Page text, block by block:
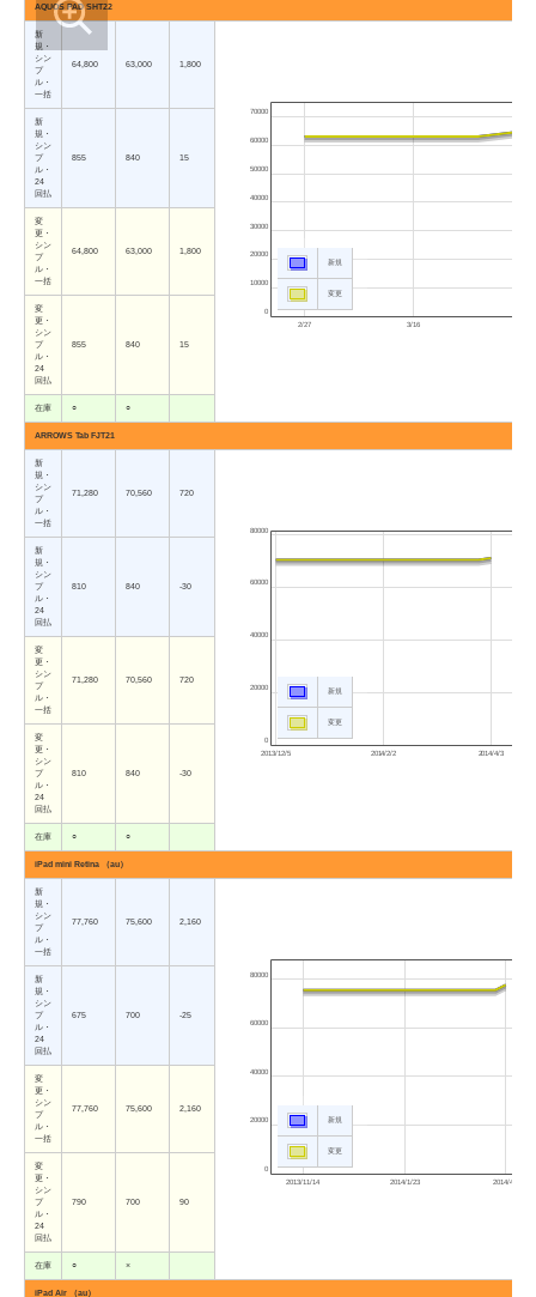
AQUOS PAD SHT22
新
規・
シン
プ
ル・
一括
64,800 63,000 1,800
2/27 3/16
0
10000
20000
30000
40000
50000
60000
70000
新規
変更
新
規・
シン
プ
ル・
24
回払
855 840 15
変
更・
シン
プ
ル・
一括
64,800 63,000 1,800
変
更・
シン
プ
ル・
24
回払
855 840 15
在庫 ○ ○
ARROWS Tab FJT21
新
規・
シン
プ
ル・
一括
71,280 70,560 720
2013/12/5 2014/2/2 2014/4/3
0
20000
40000
60000
80000
新規
変更
新
規・
シン
プ
ル・
24
回払
810 840 -30
変
更・
シン
プ
ル・
一括
71,280 70,560 720
変
更・
シン
プ
ル・
24
回払
810 840 -30
在庫 ○ ○
iPad mini Retina （au）
新
規・
シン
プ
ル・
一括
77,760 75,600 2,160
2013/11/14 2014/1/23 2014/4/3
0
20000
40000
60000
80000
新規
変更
新
規・
シン
プ
ル・
24
回払
675 700 -25
変
更・
シン
プ
ル・
一括
77,760 75,600 2,160
変
更・
シン
プ
ル・
24
回払
790 700 90
在庫 ○ ×
iPad Air （au）